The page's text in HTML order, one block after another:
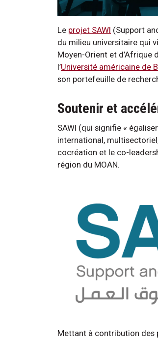
Le projet SAWI (Support
du milieu universitaire qui
Moyen-Orient et d’Afrique
l’Université américaine de
son portefeuille de
Soutenir et
SAWI (qui signifie «
international,
cocréation et le co-
région du MOAN.
Mettant à contribution des